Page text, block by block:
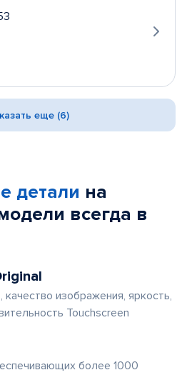
еще (6)
детали на
всегда в
качество изображения, яркость,
Touchscreen
более 1000